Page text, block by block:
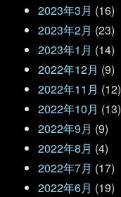
2023年3月 (16)
2023年2月 (23)
2023年1月 (14)
2022年12月 (9)
2022年11月 (12)
2022年10月 (13)
2022年9月 (9)
2022年8月 (4)
2022年7月 (17)
2022年6月 (19)